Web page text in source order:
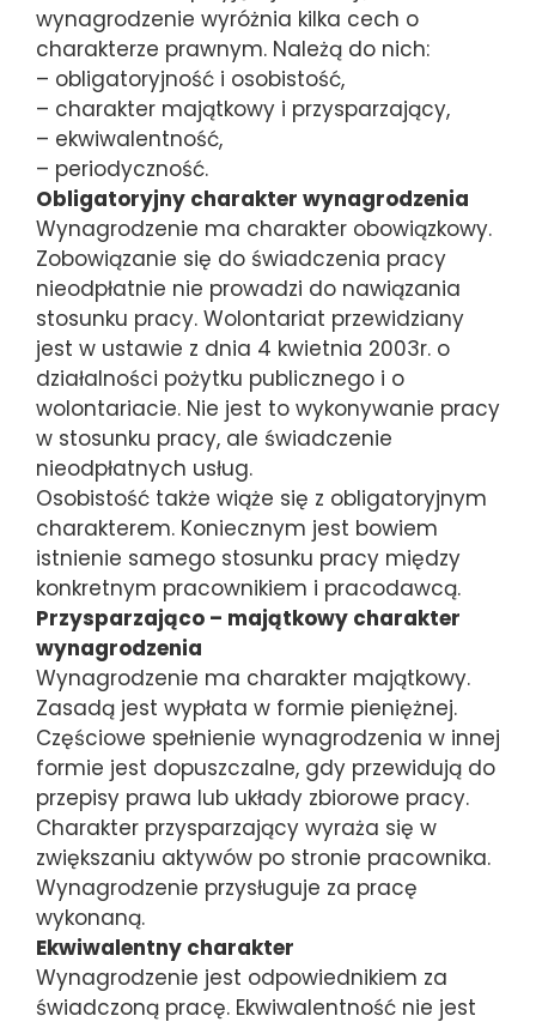
wynagrodzenie wyróżnia kilka cech o
charakterze prawnym. Należą do nich:
– obligatoryjność i osobistość,
– charakter majątkowy i przysparzający,
– ekwiwalentność,
– periodyczność.
Obligatoryjny charakter wynagrodzenia
Wynagrodzenie ma charakter obowiązkowy.
Zobowiązanie się do świadczenia pracy
nieodpłatnie nie prowadzi do nawiązania
stosunku pracy. Wolontariat przewidziany
jest w ustawie z dnia 4 kwietnia 2003r. o
działalności pożytku publicznego i o
wolontariacie. Nie jest to wykonywanie pracy
w stosunku pracy, ale świadczenie
nieodpłatnych usług.
Osobistość także wiąże się z obligatoryjnym
charakterem. Koniecznym jest bowiem
istnienie samego stosunku pracy między
konkretnym pracownikiem i pracodawcą.
Przysparzająco – majątkowy charakter
wynagrodzenia
Wynagrodzenie ma charakter majątkowy.
Zasadą jest wypłata w formie pieniężnej.
Częściowe spełnienie wynagrodzenia w innej
formie jest dopuszczalne, gdy przewidują do
przepisy prawa lub układy zbiorowe pracy.
Charakter przysparzający wyraża się w
zwiększaniu aktywów po stronie pracownika.
Wynagrodzenie przysługuje za pracę
wykonaną.
Ekwiwalentny charakter
Wynagrodzenie jest odpowiednikiem za
świadczoną pracę. Ekwiwalentność nie jest